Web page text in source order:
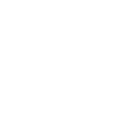
– القول السديد